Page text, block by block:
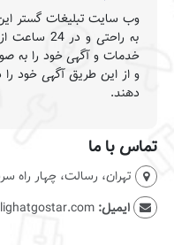
وب سایت تبلیغات گستر
به راحتی و
خدمات و آگهی خود را به
و از این طریق آگهی خود
دهند.
تماس با ما
تهران، رسالت، چهار راه
ایمیل: